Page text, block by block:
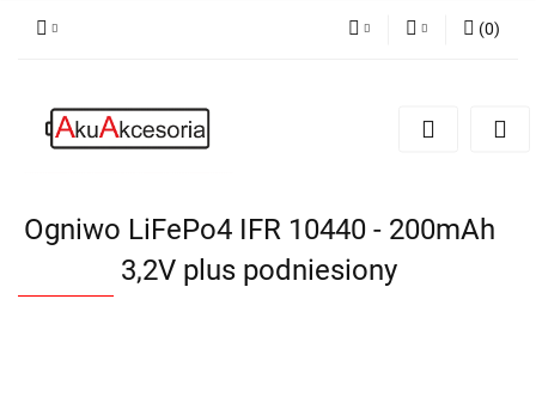
Zarejestruj się
(0)
Ogniwo LiFePo4 IFR 10440 - 200mAh
3,2V plus podniesiony